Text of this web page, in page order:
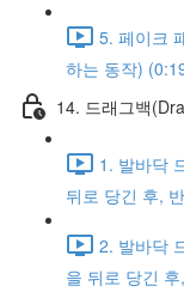
5. 페이크
하는 동작)
14. 드래그백
1. 발바닥
뒤로 당긴 후,
2. 발바닥
을 뒤로 당긴